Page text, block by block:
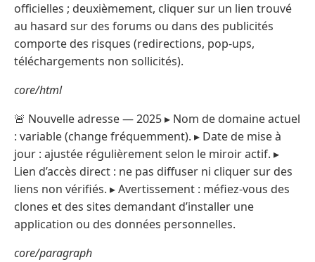
officielles ; deuxièmement, cliquer sur un lien trouvé
au hasard sur des forums ou dans des publicités
comporte des risques (redirections, pop-ups,
téléchargements non sollicités).
core/html
🚨 Nouvelle adresse — 2025 ▸ Nom de domaine actuel
: variable (change fréquemment). ▸ Date de mise à
jour : ajustée régulièrement selon le miroir actif. ▸
Lien d’accès direct : ne pas diffuser ni cliquer sur des
liens non vérifiés. ▸ Avertissement : méfiez-vous des
clones et des sites demandant d’installer une
application ou des données personnelles.
core/paragraph